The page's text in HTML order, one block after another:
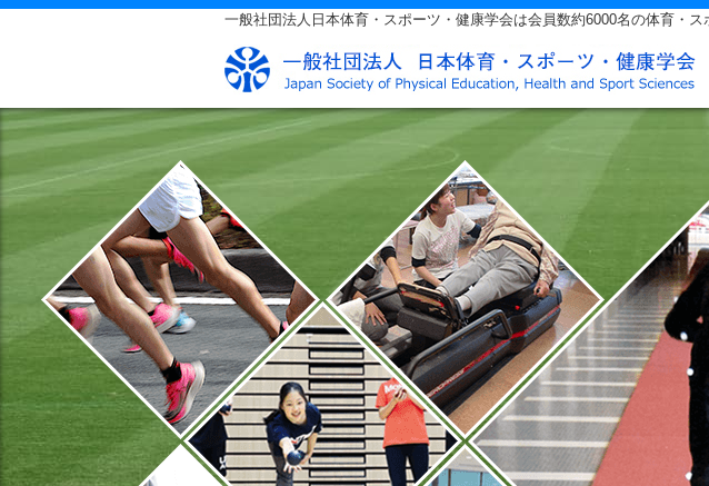
一般社団法人日本体育・スポーツ・健康学会は会員数約6000名の体育・